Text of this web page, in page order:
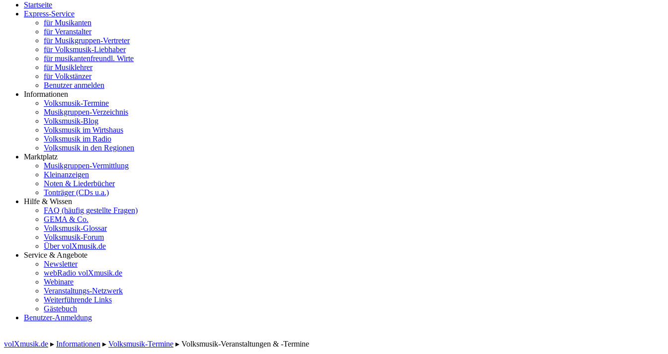
Startseite
Express-Service
für Musikanten
für Veranstalter
für Musikgruppen-Vertreter
für Volksmusik-Liebhaber
für musikantenfreundl. Wirte
für Musiklehrer
für Volkstänzer
Benutzer anmelden
Informationen
Volksmusik-Termine
Musikgruppen-Verzeichnis
Volksmusik-Blog
Volksmusik im Wirtshaus
Volksmusik im Radio
Volksmusik in den Regionen
Marktplatz
Musikgruppen-Vermittlung
Kleinanzeigen
Noten & Liederbücher
Tonträger (CDs u.a.)
Hilfe & Wissen
FAQ (häufig gestellte Fragen)
GEMA & Co.
Volksmusik-Glossar
Volksmusik-Forum
Über volXmusik.de
Service & Angebote
Newsletter
webRadio volXmusik.de
Webinare
Veranstaltungs-Netzwerk
Weiterführende Links
Gästebuch
Benutzer-Anmeldung
volXmusik.de ▸ Informationen ▸ Volksmusik-Termine ▸ Volksmusik-Veranstaltungen & -Termine